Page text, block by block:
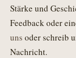
Stärke und
Feedback oder
uns oder schreib
Nachricht.